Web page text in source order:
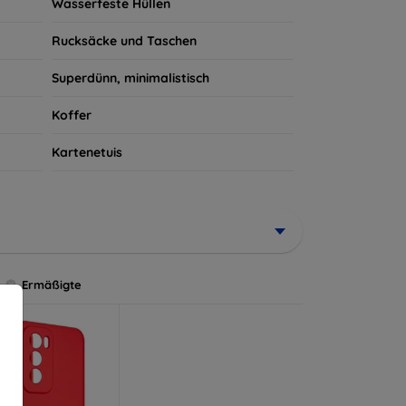
Wasserfeste Hüllen
Rucksäcke und Taschen
Superdünn, minimalistisch
Koffer
Kartenetuis
Ermäßigte